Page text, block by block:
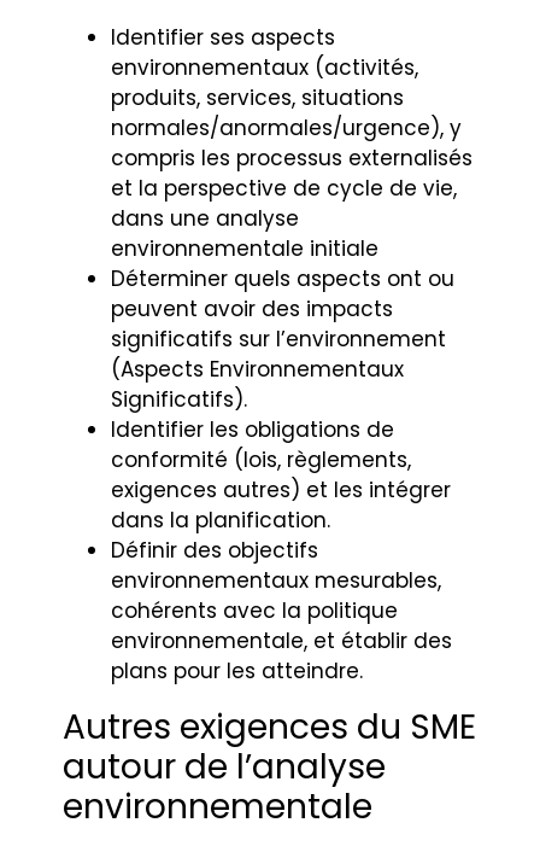
Identifier ses aspects
environnementaux (activités,
produits, services, situations
normales/anormales/urgence), y
compris les processus externalisés
et la perspective de cycle de vie,
dans une analyse
environnementale initiale
Déterminer quels aspects ont ou
peuvent avoir des impacts
significatifs sur l’environnement
(Aspects Environnementaux
Significatifs).
Identifier les obligations de
conformité (lois, règlements,
exigences autres) et les intégrer
dans la planification.
Définir des objectifs
environnementaux mesurables,
cohérents avec la politique
environnementale, et établir des
plans pour les atteindre.
Autres exigences du SME
autour de l’analyse
environnementale